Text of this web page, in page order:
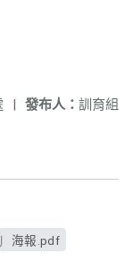
發布人： 訓育組
|
海報.pdf